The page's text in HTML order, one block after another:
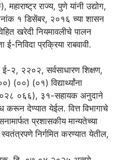
राज्य, पुणे यांनी उद्योग,
१ डिसेंबर, २०१६ च्या शासन
खरेदी नियमावलीचे पालन
निविदा प्रक्रिया राबवावी.
ई-२, २२०२, सर्वसाधारण शिक्षण,
(०१) विद्यार्थ्यांना
०६६), ३१-सहायक अनुदाने
करून देण्यात येईल. वित्त विभागाचे
प्रशासकीय मान्यतेच्या
निर्गमित करण्यात येतील,